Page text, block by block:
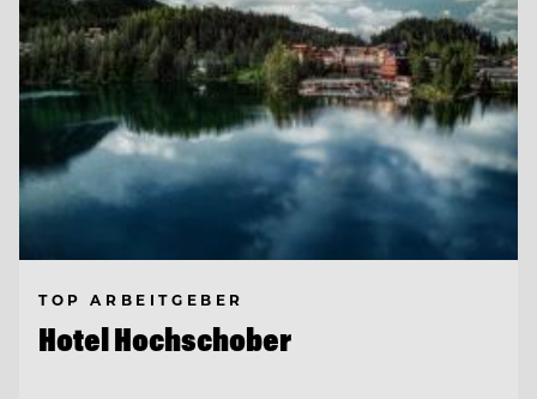
TOP ARBEITGEBER
Hotel Hochschober